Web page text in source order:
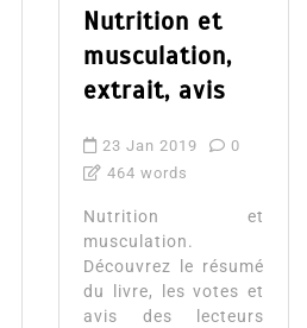
Nutrition et
musculation,
extrait, avis
23 Jan 2019
0
464 words
Nutrition et
musculation.
Découvrez le résumé
du livre, les votes et
avis des lecteurs